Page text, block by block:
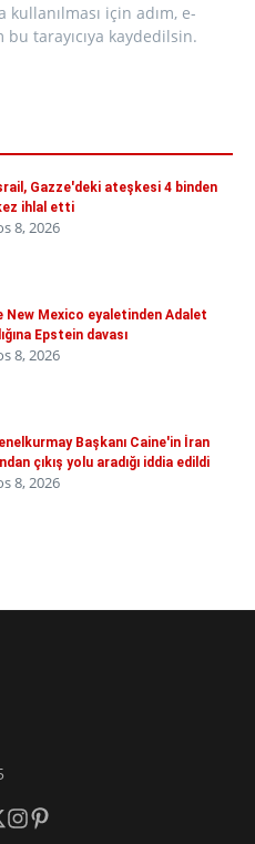
için adım, e-
tarayıcıya kaydedilsin.
Gazze'deki ateşkesi 4 binden
ihlal etti
8, 2026
New Mexico eyaletinden Adalet
Epstein davası
8, 2026
Başkanı Caine'in İran
çıkış yolu aradığı iddia edildi
8, 2026